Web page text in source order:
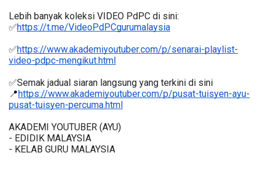
Lebih banyak koleksi VIDEO PdPC di sini:
✅https://t.me/VideoPdPCgurumalaysia
✅https://www.akademiyoutuber.com/p/senarai-playlist-
video-pdpc-mengikut.html
✅Semak jadual siaran langsung yang terkini di sini
📍https://www.akademiyoutuber.com/p/pusat-tuisyen-ayu-
pusat-tuisyen-percuma.html
AKADEMI YOUTUBER (AYU)
- EDIDIK MALAYSIA
- KELAB GURU MALAYSIA